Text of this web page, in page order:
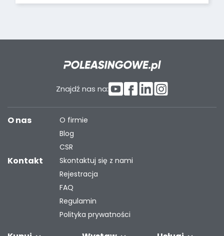
Znajdź nas na:
O nas
O firmie
Blog
CSR
Kontakt
Skontaktuj się z nami
Rejestracja
FAQ
Regulamin
Polityka prywatności